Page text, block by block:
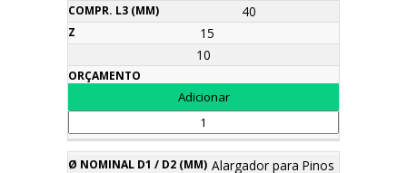
40
15
10
Alargador para Pinos